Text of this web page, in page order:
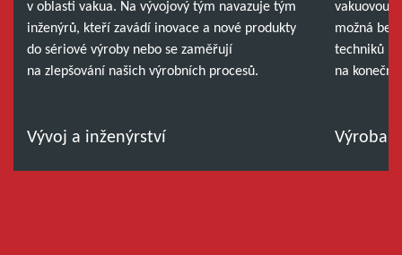
v oblasti vakua. Na vývojový tým navazuje tým
inženýrů, kteří zavádí inovace a nové produkty
do sériové výroby nebo se zaměřují
na zlepšování našich výrobních procesů.
Vývoj a inženýrství
vakuovou
možná bez
techniků
na
Výroba